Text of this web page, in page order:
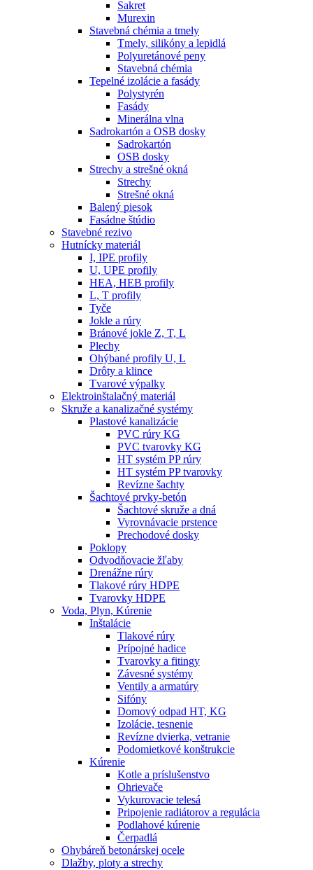
Sakret
Murexin
Stavebná chémia a tmely
Tmely, silikóny a lepidlá
Polyuretánové peny
Stavebná chémia
Tepelné izolácie a fasády
Polystyrén
Fasády
Minerálna vlna
Sadrokartón a OSB dosky
Sadrokartón
OSB dosky
Strechy a strešné okná
Strechy
Strešné okná
Balený piesok
Fasádne štúdio
Stavebné rezivo
Hutnícky materiál
I, IPE profily
U, UPE profily
HEA, HEB profily
L, T profily
Tyče
Jokle a rúry
Bránové jokle Z, T, L
Plechy
Ohýbané profily U, L
Drôty a klince
Tvarové výpalky
Elektroinštalačný materiál
Skruže a kanalizačné systémy
Plastové kanalizácie
PVC rúry KG
PVC tvarovky KG
HT systém PP rúry
HT systém PP tvarovky
Revízne šachty
Šachtové prvky-betón
Šachtové skruže a dná
Vyrovnávacie prstence
Prechodové dosky
Poklopy
Odvodňovacie žľaby
Drenážne rúry
Tlakové rúry HDPE
Tvarovky HDPE
Voda, Plyn, Kúrenie
Inštalácie
Tlakové rúry
Prípojné hadice
Tvarovky a fitingy
Závesné systémy
Ventily a armatúry
Sifóny
Domový odpad HT, KG
Izolácie, tesnenie
Revízne dvierka, vetranie
Podomietkové konštrukcie
Kúrenie
Kotle a príslušenstvo
Ohrievače
Vykurovacie telesá
Pripojenie radiátorov a regulácia
Podlahové kúrenie
Čerpadlá
Ohybáreň betonárskej ocele
Dlažby, ploty a strechy